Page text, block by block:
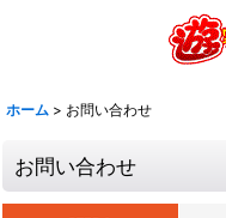
ホーム > お問い合わせ
お問い合わせ